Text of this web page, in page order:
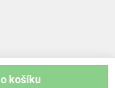
Do košíku